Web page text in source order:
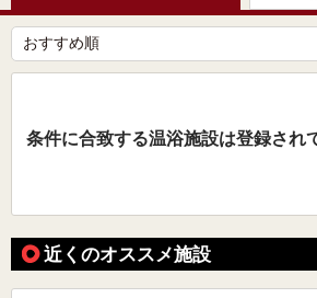
条件に合致する温浴施設は登録され
近くのオススメ施設